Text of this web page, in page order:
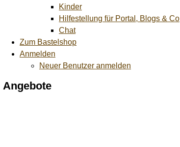
Kinder
Hilfestellung für Portal, Blogs & Co
Chat
Zum Bastelshop
Anmelden
Neuer Benutzer anmelden
Angebote